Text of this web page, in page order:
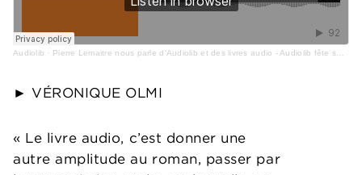
Audiolib · Pierre Lemaitre nous parle d'Audiolib et des livres audio - Audiolib fête ses 10 ans
► VÉRONIQUE OLMI
« Le livre audio, c’est donner une
autre amplitude au roman, passer par